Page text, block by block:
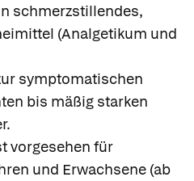
schmerzstillendes,
(Analgetikum und
symptomatischen
bis mäßig starken
vorgesehen für
und Erwachsene (ab